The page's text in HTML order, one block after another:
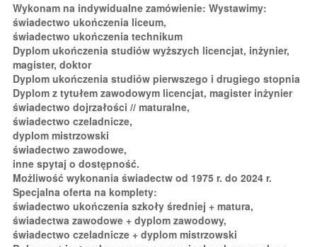
Wykonam na indywidualne zamówienie: Wystawimy:
świadectwo ukończenia liceum,
świadectwo ukończenia technikum
Dyplom ukończenia studiów wyższych licencjat, inżynier,
magister, doktor
Dyplom ukończenia studiów pierwszego i drugiego stopnia
Dyplom z tytułem zawodowym licencjat, magister inżynier
świadectwo dojrzałości // maturalne,
świadectwo czeladnicze,
dyplom mistrzowski
świadectwo zawodowe,
inne spytaj o dostępność.
Możliwość wykonania świadectw od 1975 r. do 2024 r.
Specjalna oferta na komplety:
świadectwo ukończenia szkoły średniej + matura,
świadectwa zawodowe + dyplom zawodowy,
świadectwo czeladnicze + dyplom mistrzowski